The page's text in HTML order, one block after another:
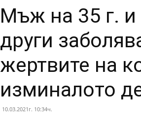
Мъж на 35 г. и
други
жертвите на
изминалото
10.03.2021г. 10:34ч.